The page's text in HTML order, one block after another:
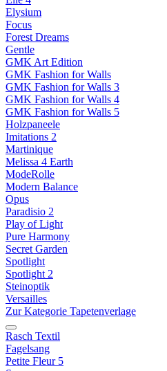
Elysium
Focus
Forest Dreams
Gentle
GMK Art Edition
GMK Fashion for Walls
GMK Fashion for Walls 3
GMK Fashion for Walls 4
GMK Fashion for Walls 5
Holzpaneele
Imitations 2
Martinique
Melissa 4 Earth
ModeRolle
Modern Balance
Opus
Paradisio 2
Play of Light
Pure Harmony
Secret Garden
Spotlight
Spotlight 2
Steinoptik
Versailles
Zur Kategorie Tapetenverlage
Rasch Textil
Fagelsang
Petite Fleur 5